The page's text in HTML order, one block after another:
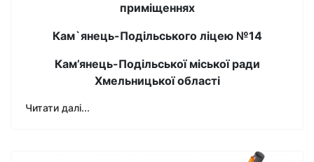
приміщеннях
Кам`янець-Подільського ліцею №14
Кам’янець-Подільської міської ради
Хмельницької області
Читати далі...